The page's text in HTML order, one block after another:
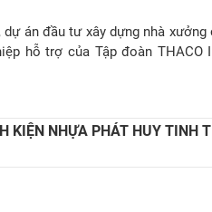
án đầu tư xây dựng nhà xưởng
hỗ trợ của Tập đoàn THACO
KIỆN NHỰA PHÁT HUY TINH